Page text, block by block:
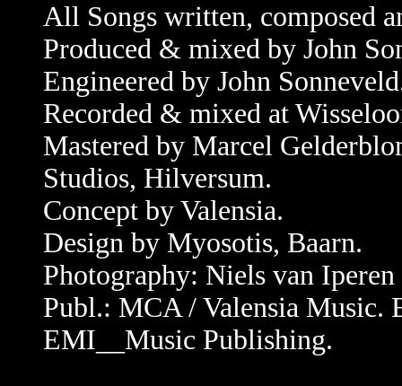
All Songs written, composed
Produced & mixed by John
Engineered by John
Recorded & mixed at
Mastered by Marcel
Studios, Hilversum.
Concept by Valensia.
Design by Myosotis, Baarn.
Photography: Niels van
Publ.: MCA / Valensia Music.
EMI__Music Publishing.